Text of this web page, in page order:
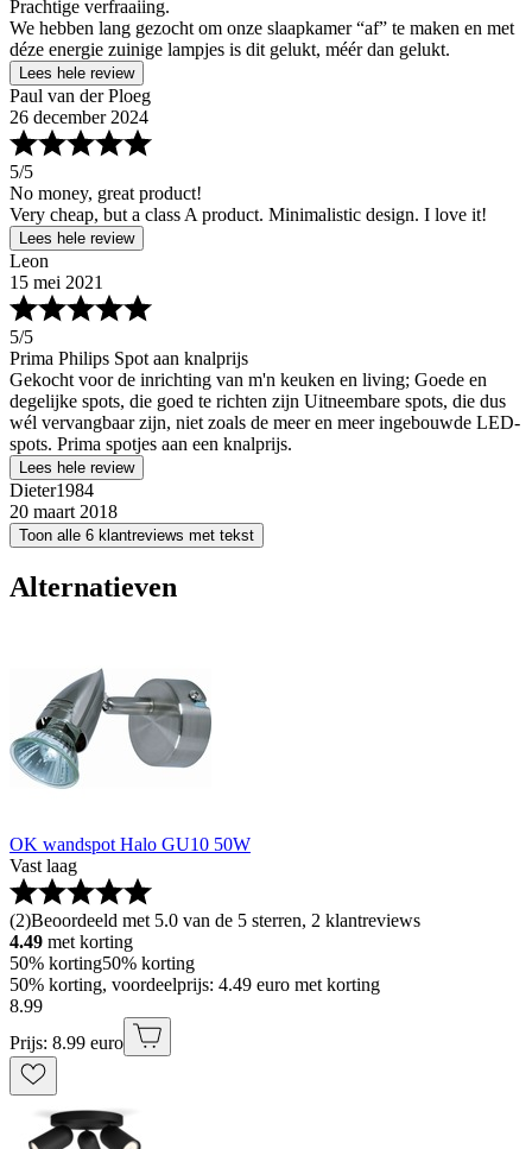
Prachtige verfraaiing.
We hebben lang gezocht om onze slaapkamer “af” te maken en met
déze energie zuinige lampjes is dit gelukt, méér dan gelukt.
Lees hele review
Paul van der Ploeg
26 december 2024
5/5
No money, great product!
Very cheap, but a class A product. Minimalistic design. I love it!
Lees hele review
Leon
15 mei 2021
5/5
Prima Philips Spot aan knalprijs
Gekocht voor de inrichting van m'n keuken en living; Goede en
degelijke spots, die goed te richten zijn Uitneembare spots, die dus
wél vervangbaar zijn, niet zoals de meer en meer ingebouwde LED-
spots. Prima spotjes aan een knalprijs.
Lees hele review
Dieter1984
20 maart 2018
Toon alle 6 klantreviews met tekst
Alternatieven
OK wandspot Halo GU10 50W
Vast laag
(2)Beoordeeld met 5.0 van de 5 sterren, 2 klantreviews
4.49 met korting
50% korting50% korting
50% korting, voordeelprijs: 4.49 euro met korting
8.99
Prijs: 8.99 euro